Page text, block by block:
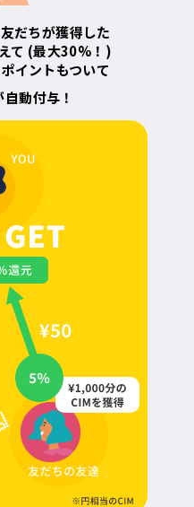
だちが獲得した
て (最大30%！)
イントもついて
自動付与！